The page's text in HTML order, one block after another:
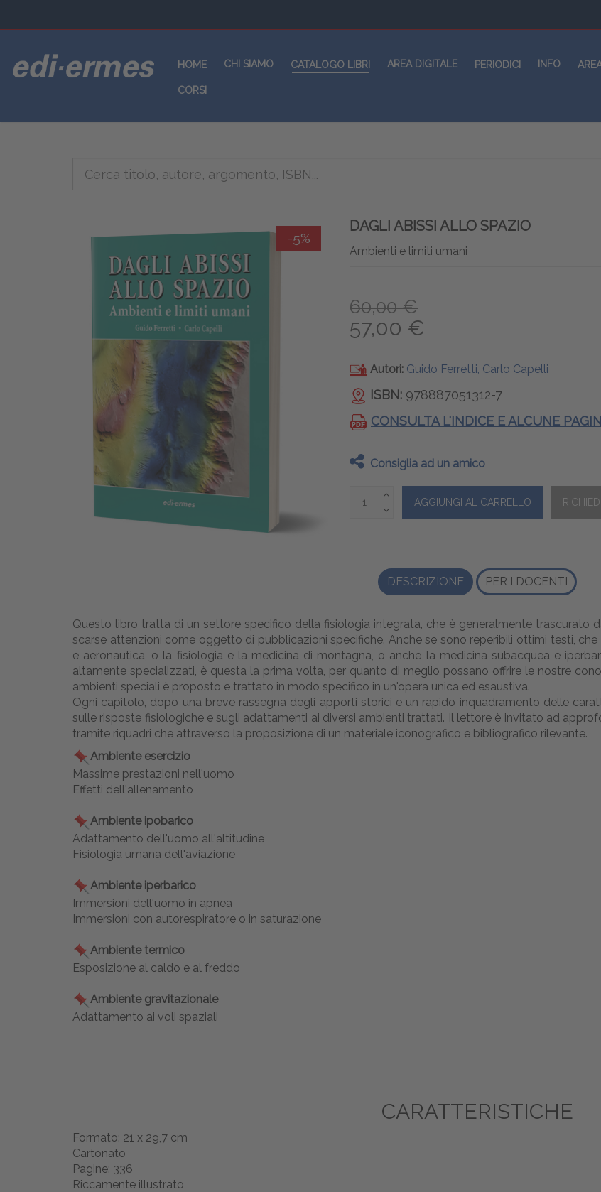
HOME CHI SIAMO CATALOGO LIBRI AREA DIGITALE PERIODICI INFO
CORSI
-5%
DAGLI ABISSI ALLO SPAZIO
Ambienti e limiti umani
60,00 €
57,00 €
Autori: Guido Ferretti, Carlo Capelli
ISBN: 978887051312-7
CONSULTA L'INDICE E ALCUNE
Consiglia ad un amico
DESCRIZIONE PER I DOCENTI
Questo libro tratta di un settore specifico della fisiologia integrata, che è generalmente trascurato
scarse attenzioni come oggetto di pubblicazioni specifiche. Anche se sono reperibili ottimi testi,
e aeronautica, o la fisiologia e la medicina di montagna, o anche la medicina subacquea e
altamente specializzati, è questa la prima volta, per quanto di meglio possano offrire le nostre
ambienti speciali è proposto e trattato in modo specifico in un'opera unica ed esaustiva.
Ogni capitolo, dopo una breve rassegna degli apporti storici e un rapido inquadramento delle
sulle risposte fisiologiche e sugli adattamenti ai diversi ambienti trattati. Il lettore è invitato ad
tramite riquadri che attraverso la proposizione di un materiale iconografico e bibliografico rilevante.
Ambiente esercizio
Massime prestazioni nell'uomo
Effetti dell'allenamento
Ambiente ipobarico
Adattamento dell'uomo all'altitudine
Fisiologia umana dell'aviazione
Ambiente iperbarico
Immersioni dell'uomo in apnea
Immersioni con autorespiratore o in saturazione
Ambiente termico
Esposizione al caldo e al freddo
Ambiente gravitazionale
Adattamento ai voli spaziali
CARATTERISTICHE
Formato: 21 x 29,7 cm
Cartonato
Pagine: 336
Riccamente illustrato